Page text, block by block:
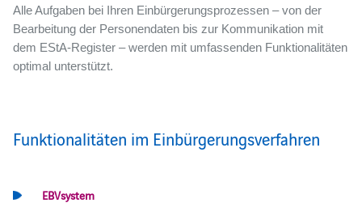
Alle Aufgaben bei Ihren Einbürgerungsprozessen – von der
Bearbeitung der Personendaten bis zur Kommunikation mit
dem EStA-Register – werden mit umfassenden Funktionalitäten
optimal unterstützt.
Funktionalitäten im Einbürgerungsverfahren
EBVsystem